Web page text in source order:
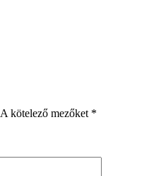
A kötelező mezőket *